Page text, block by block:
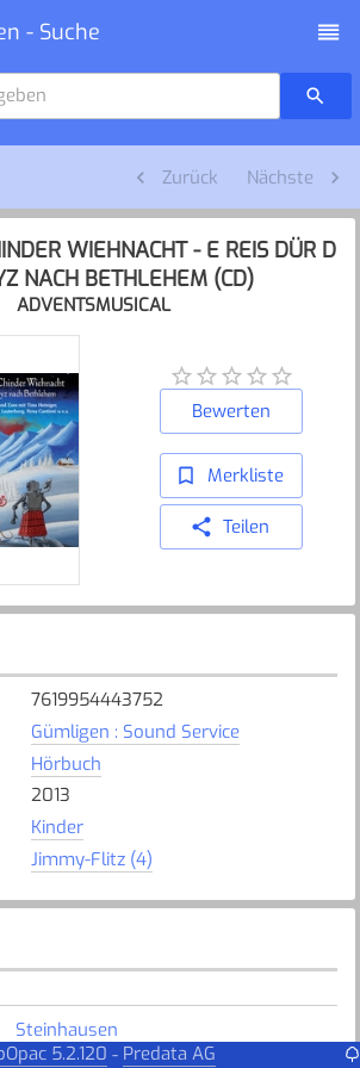
- Suche
Zurück Nächste
WIEHNACHT - E REIS DÜR D
NACH BETHLEHEM (CD)
ADVENTSMUSICAL
Bewerten
Merkliste
Teilen
7619954443752
Gümligen : Sound Service
Hörbuch
2013
Kinder
Jimmy-Flitz (4)
Steinhausen
Verfügbar
5.2.120 - Predata AG